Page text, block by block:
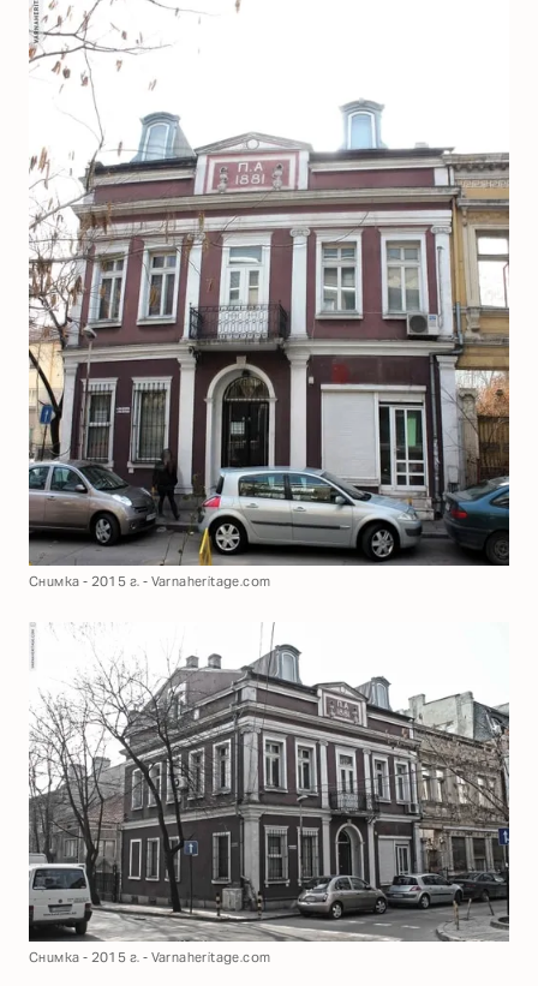
Снимка - 2015 г. - Varnaheritage.com
Снимка - 2015 г. - Varnaheritage.com